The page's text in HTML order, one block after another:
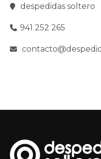
despedidas soltero
941 252 265